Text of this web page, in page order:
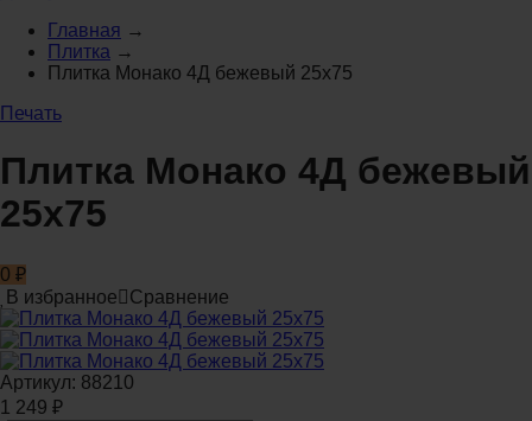
Главная →
Плитка →
Плитка Монако 4Д бежевый 25x75
Печать
Плитка Монако 4Д бежевый
25x75
0 ₽
В избранное
Сравнение
Артикул: 88210
1 249 ₽